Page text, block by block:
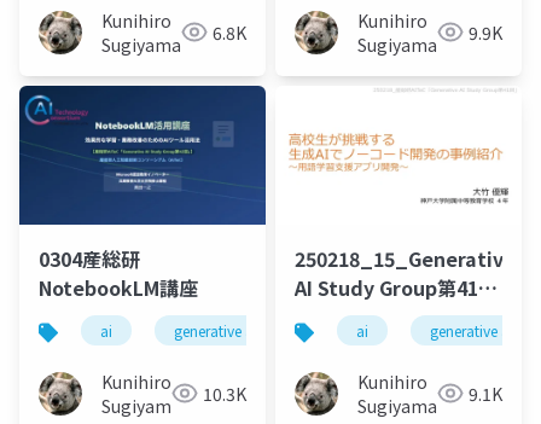
Kunihiro
Sugiyama
6.8K
Kunihiro
Sugiyama
9.9K
0304産総研
NotebookLM講座
ai generative ai machine learning deep
Kunihiro
Sugiyama
10.3K
250218_15_Generative
AI Study Group第41回
_課題研究Ⅱスライド
ai generative ai
Kunihiro
Sugiyama
9.1K